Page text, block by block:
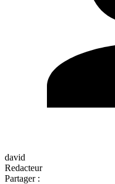
david
Redacteur
Partager :